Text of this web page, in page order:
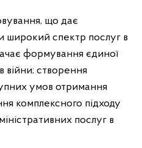
широкий спектр послуг в
формування єдиної
війни; створення
умов отримання
комплексного підходу
послуг в